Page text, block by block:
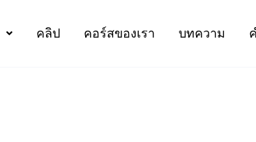
คลิป คอร์สของเรา บทความ